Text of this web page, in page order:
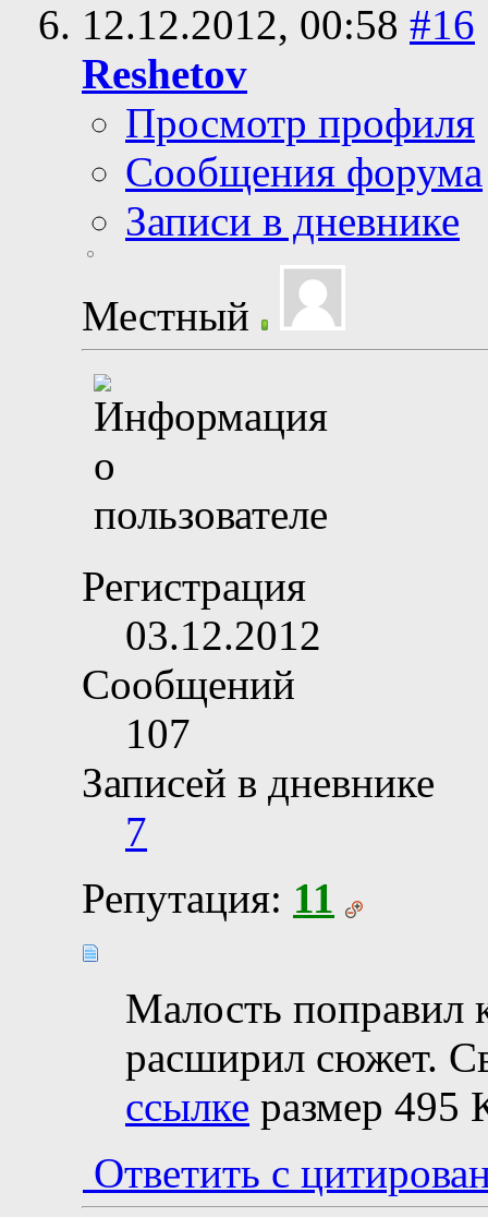
12.12.2012, 00:58 #16
Reshetov
Просмотр профиля
Сообщения форума
Записи в дневнике
Местный
Регистрация
03.12.2012
Сообщений
107
Записей в дневнике
7
Репутация: 11
Малость поправил
расширил сюжет.
ссылке размер 495
Ответить с